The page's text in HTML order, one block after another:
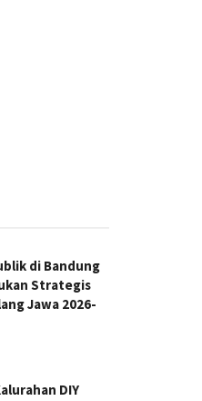
di Bandung
Strategis
Jawa 2026-
DIY